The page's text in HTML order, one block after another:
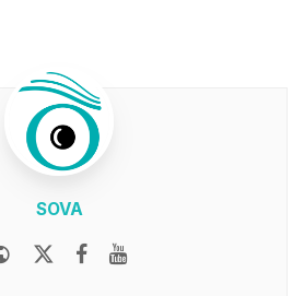
SOVA
WebsiteTwitterFacebook